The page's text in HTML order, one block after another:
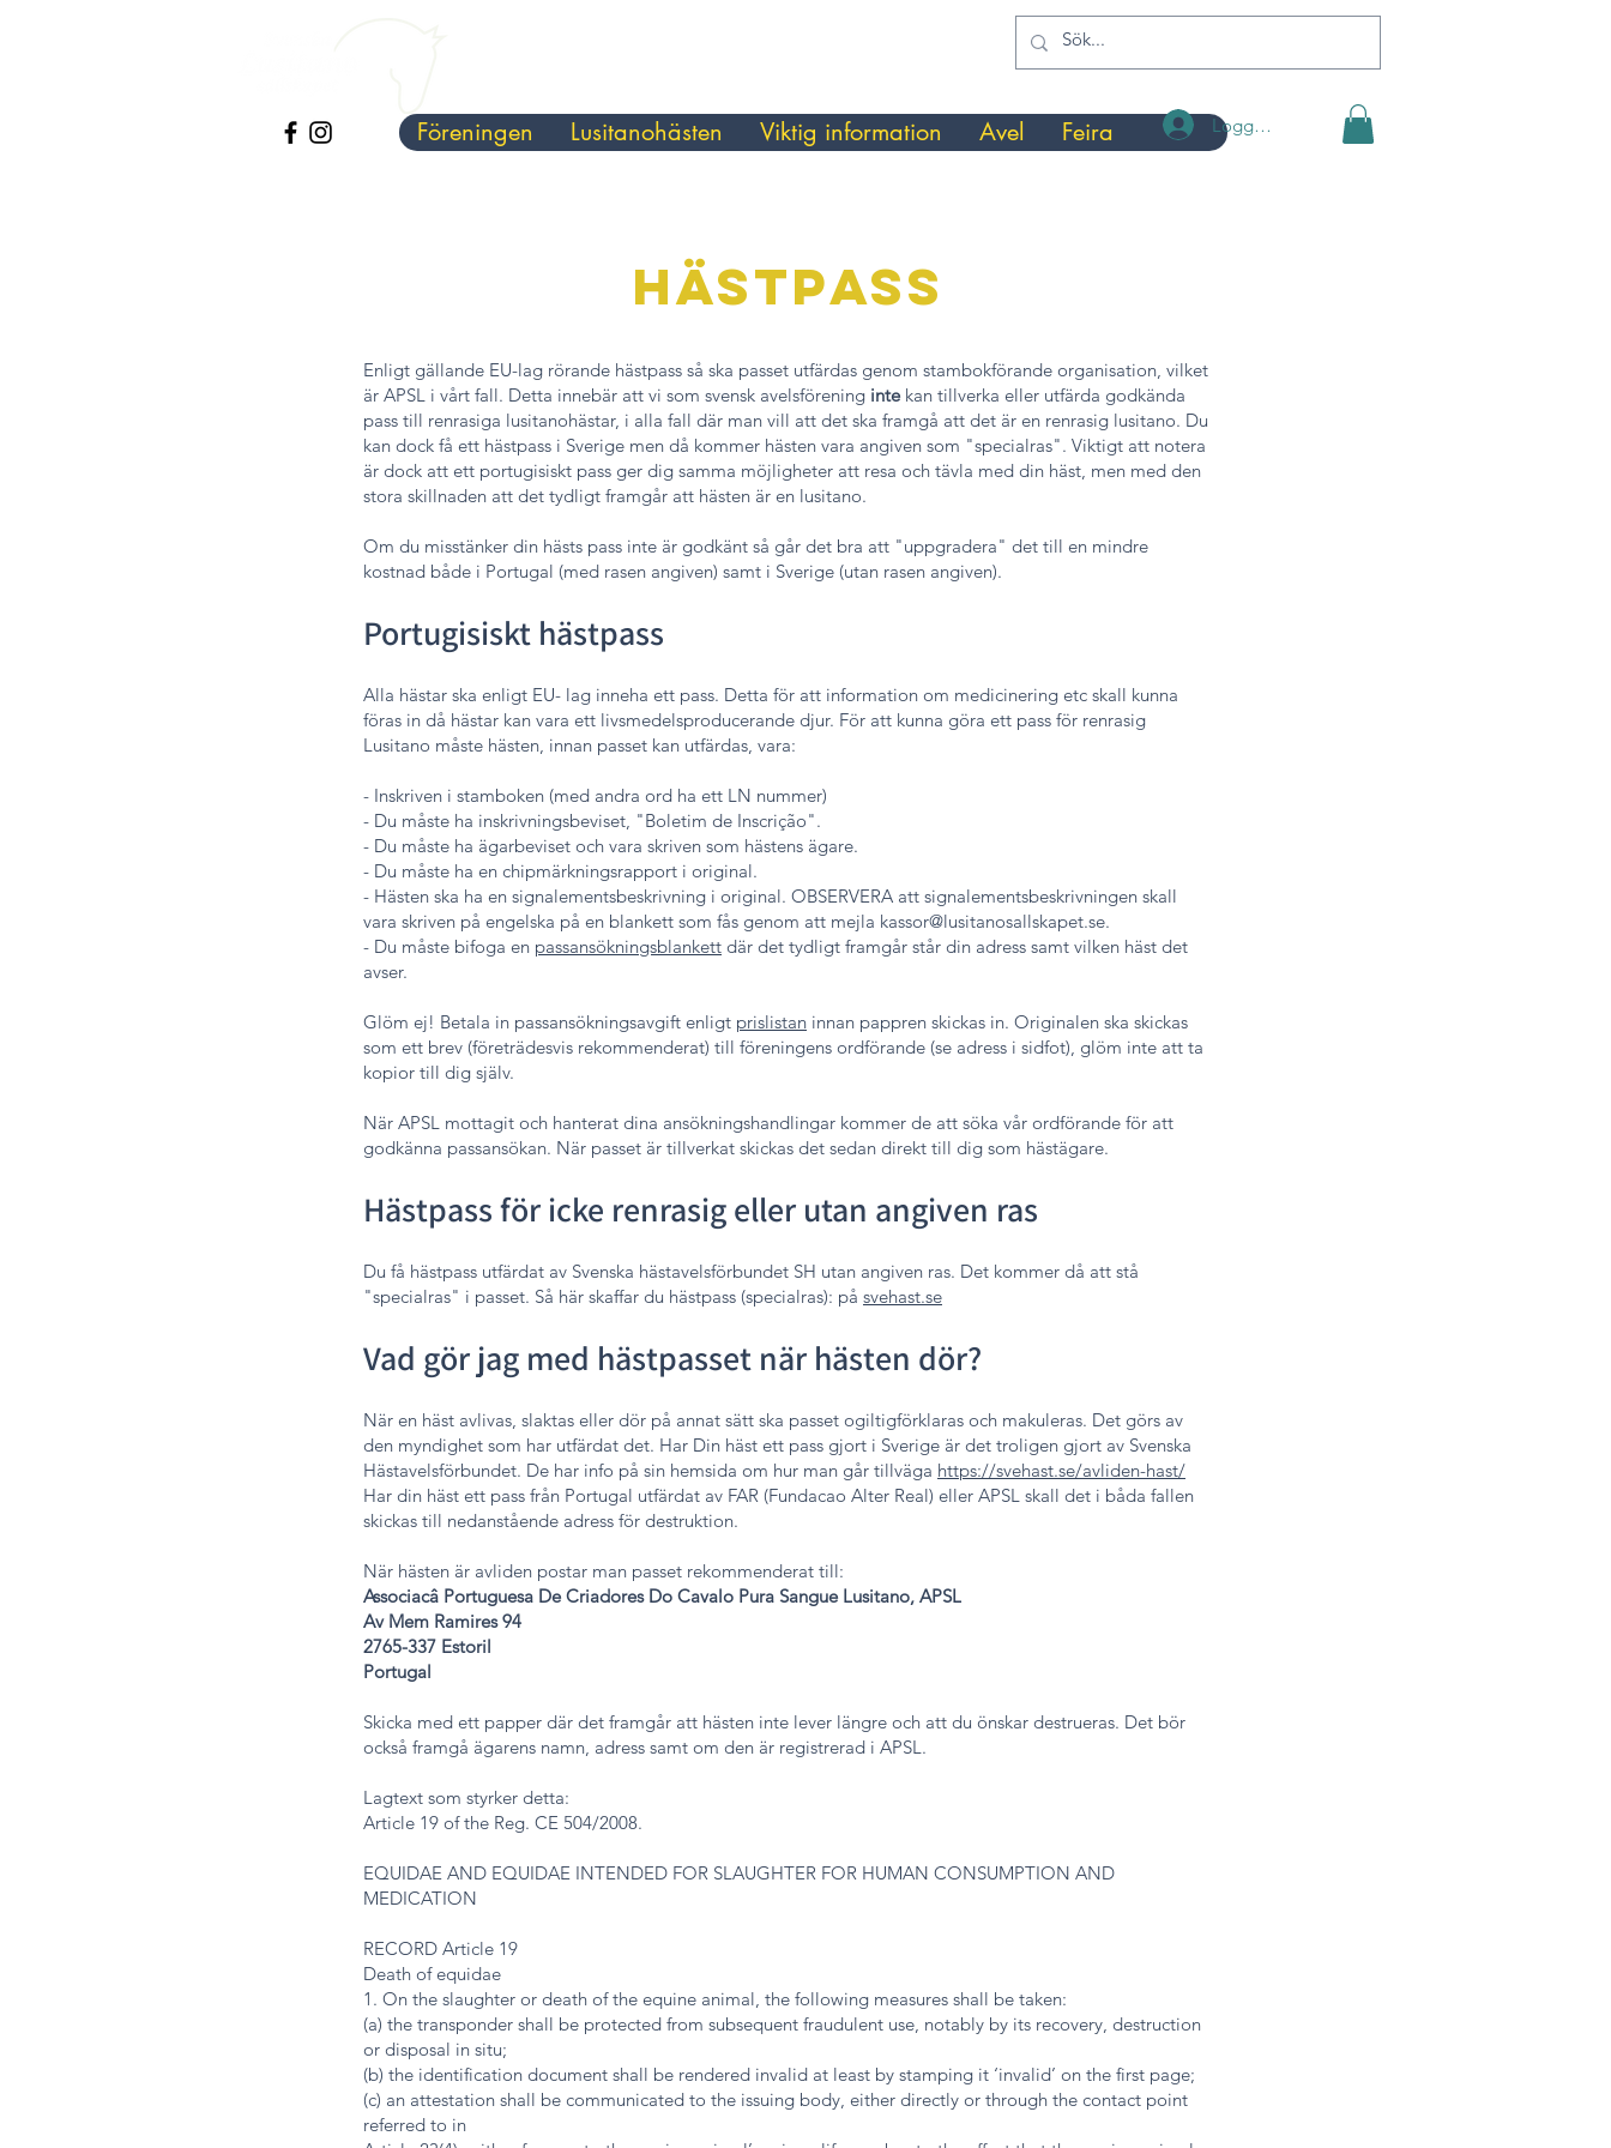
Föreningen Lusitanohästen Viktig information Avel Feira Logga in
Hästpass
Enligt gällande EU-lag rörande hästpass så ska passet utfärdas genom stambokförande organisation, vilket
är APSL i vårt fall. Detta innebär att vi som svensk avelsförening intekan tillverka eller utfärda godkända
pass till renrasiga lusitanohästar, i alla fall där man vill att det ska framgå att det är en renrasig lusitano. Du
kan dock få ett hästpass i Sverige men då kommer hästen vara angiven som "specialras". Viktigt att notera
är dock att ett portugisiskt pass ger dig samma möjligheter att resa och tävla med din häst, men med den
stora skillnaden att det tydligt framgår att hästen är en lusitano.
Om du misstänker din hästs pass inte är godkänt så går det bra att "uppgradera" det till en mindre
kostnad både i Portugal (med rasen angiven) samt i Sverige (utan rasen angiven).
Portugisiskt hästpass
Alla hästar ska enligt EU- lag inneha ett pass. Detta för att information om medicinering etc skall kunna
föras in då hästar kan vara ett livsmedelsproducerande djur. För att kunna göra ett pass för renrasig
Lusitano måste hästen, innan passet kan utfärdas, vara:
- Inskriven i stamboken (med andra ord ha ett LN nummer)
- Du måste ha inskrivningsbeviset, "Boletim de Inscrição".
- Du måste ha ägarbeviset och vara skriven som hästens ägare.
- Du måste ha en chipmärkningsrapport i original.
- Hästen ska ha en signalementsbeskrivning i original. OBSERVERA att signalementsbeskrivningen skall
vara skriven på engelska på en blankett som fås genom att mejla kassor@lusitanosallskapet.se.
- Du måste bifoga en passansökningsblankett där det tydligt framgår står din adress samt vilken häst det
avser.
Glöm ej! Betala in passansökningsavgift enligt prislistan innan pappren skickas in. Originalen ska skickas
som ett brev (företrädesvis rekommenderat) till föreningens ordförande (se adress i sidfot), glöm inte att ta
kopior till dig själv.
När APSL mottagit och hanterat dina ansökningshandlingar kommer de att söka vår ordförande för att
godkänna passansökan. När passet är tillverkat skickas det sedan direkt till dig som hästägare.
Hästpass för icke renrasig eller utan angiven ras
Du få hästpass utfärdat av Svenska hästavelsförbundet SH utan angiven ras. Det kommer då att stå
"specialras" i passet. Så här skaffar du hästpass (specialras): på svehast.se
Vad gör jag med hästpasset när hästen dör?
När en häst avlivas, slaktas eller dör på annat sätt ska passet ogiltigförklaras och makuleras. Det görs av
den myndighet som har utfärdat det. Har Din häst ett pass gjort i Sverige är det troligen gjort av Svenska
Hästavelsförbundet. De har info på sin hemsida om hur man går tillväga https://svehast.se/avliden-hast/
Har din häst ett pass från Portugal utfärdat av FAR (Fundacao Alter Real) eller APSL skall det i båda fallen
skickas till nedanstående adress för destruktion.
När hästen är avliden postar man passet rekommenderat till:
Associacâ Portuguesa De Criadores Do Cavalo Pura Sangue Lusitano, APSL
Av Mem Ramires 94
2765-337 Estoril
Portugal
Skicka med ett papper där det framgår att hästen inte lever längre och att du önskar destrueras. Det bör
också framgå ägarens namn, adress samt om den är registrerad i APSL.
Lagtext som styrker detta:
Article 19 of the Reg. CE 504/2008.
EQUIDAE AND EQUIDAE INTENDED FOR SLAUGHTER FOR HUMAN CONSUMPTION AND
MEDICATION
RECORD Article 19
Death of equidae
1. On the slaughter or death of the equine animal, the following measures shall be taken:
(a) the transponder shall be protected from subsequent fraudulent use, notably by its recovery, destruction
or disposal in situ;
(b) the identification document shall be rendered invalid at least by stamping it ‘invalid’ on the first page;
(c) an attestation shall be communicated to the issuing body, either directly or through the contact point
referred to in